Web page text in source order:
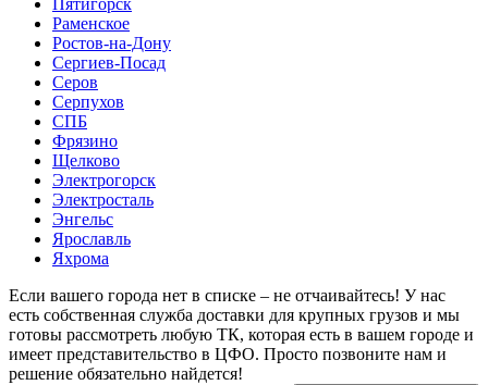
Пятигорск
Раменское
Ростов-на-Дону
Сергиев-Посад
Серов
Серпухов
СПБ
Фрязино
Щелково
Электрогорск
Электросталь
Энгельс
Ярославль
Яхрома
Если вашего города нет в списке – не отчаивайтесь! У нас
есть собственная служба доставки для крупных грузов и мы
готовы рассмотреть любую ТК, которая есть в вашем городе и
имеет представительство в ЦФО. Просто позвоните нам и
решение обязательно найдется!